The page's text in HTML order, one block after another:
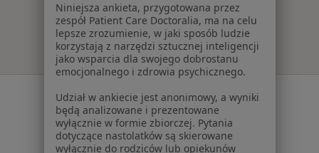
Serwis
Regulamin
Polityka prywatności pacjentów
Niniejsza ankieta, przygotowana przez
zespół Patient Care Doctoralia, ma na celu
lepsze zrozumienie, w jaki sposób ludzie
korzystają z narzędzi sztucznej inteligencji
jako wsparcia dla swojego dobrostanu
emocjonalnego i zdrowia psychicznego.
Udział w ankiecie jest anonimowy, a wyniki
będą analizowane i prezentowane
wyłącznie w formie zbiorczej. Pytania
dotyczące nastolatków są skierowane
wyłącznie do rodziców lub opiekunów